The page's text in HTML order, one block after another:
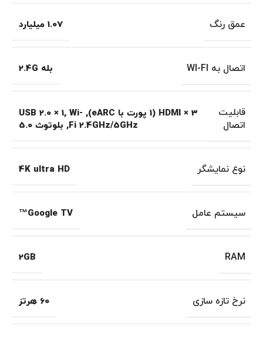
عمق رنگ 1.07 میلیارد
اتصال به WI-FI بله 2.4G
قابلیت
اتصال
HDMI × 3 (1 پورت با eARC) ,
USB 2.0 × 1, Wi-
Fi 2.4GHz/5GHz
, بلوتوث 5.0
نوع نمایشگر 4K ultra HD
سیستم عامل Google TV™
RAM
2GB
نرخ تازه سازی 60 هرتز